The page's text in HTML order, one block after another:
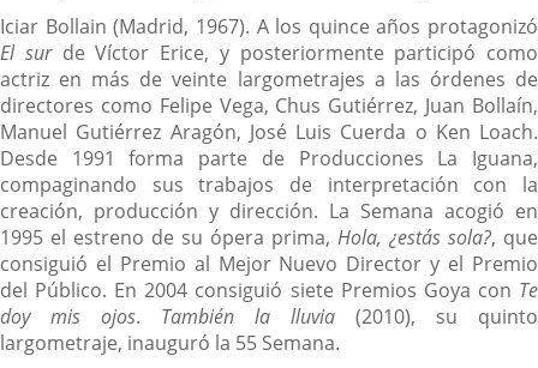
Iciar Bollain (Madrid, 1967). A los quince años protagonizó
El surde Víctor Erice, y posteriormente participó como
actriz en más de veinte largometrajes a las órdenes de
directores como Felipe Vega, Chus Gutiérrez, Juan Bollaín,
Manuel Gutiérrez Aragón, José Luis Cuerda o Ken Loach.
Desde 1991 forma parte de Producciones La Iguana,
compaginando sus trabajos de interpretación con la
creación, producción y dirección. La Semana acogió en
1995 el estreno de su ópera prima, Hola, ¿estás sola?, que
consiguió el Premio al Mejor Nuevo Director y el Premio
del Público. En 2004 consiguió siete Premios Goya con Te
doy mis ojos. También la lluvia (2010), su quinto
largometraje, inauguró la 55 Semana.